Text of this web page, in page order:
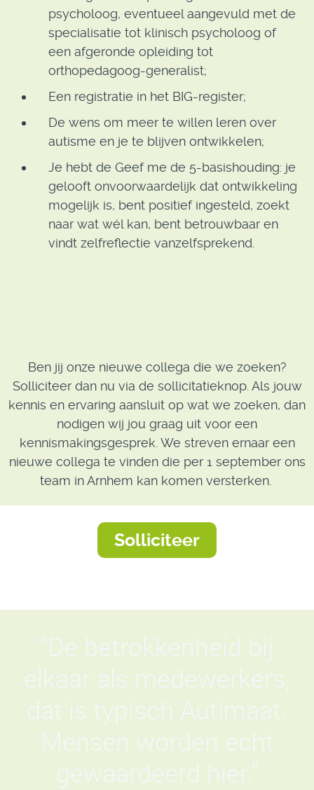
psycholoog, eventueel aangevuld met de
specialisatie tot klinisch psycholoog of
een afgeronde opleiding tot
orthopedagoog-generalist;
Een registratie in het BIG-register;
De wens om meer te willen leren over
autisme en je te blijven ontwikkelen;
Je hebt de Geef me de 5-basishouding: je
gelooft onvoorwaardelijk dat ontwikkeling
mogelijk is, bent positief ingesteld, zoekt
naar wat wél kan, bent betrouwbaar en
vindt zelfreflectie vanzelfsprekend.
Ben jij onze nieuwe collega die we zoeken?
Solliciteer dan nu via de sollicitatieknop. Als jouw
kennis en ervaring aansluit op wat we zoeken, dan
nodigen wij jou graag uit voor een
kennismakingsgesprek. We streven ernaar een
nieuwe collega te vinden die per 1 september ons
team in Arnhem kan komen versterken.
Solliciteer
“De betrokkenheid bij
elkaar als medewerkers,
dat is typisch Autimaat.
Mensen worden echt
gewaardeerd hier.”